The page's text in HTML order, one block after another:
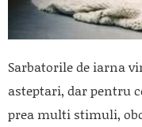
Sarbatorile de iarna
asteptari, dar pentru
prea multi stimuli,